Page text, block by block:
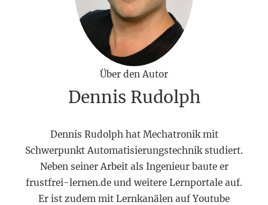
Über den Autor
Dennis Rudolph
Dennis Rudolph hat Mechatronik mit
Schwerpunkt Automatisierungstechnik studiert.
Neben seiner Arbeit als Ingenieur baute er
frustfrei-lernen.de und weitere Lernportale auf.
Er ist zudem mit Lernkanälen auf Youtube